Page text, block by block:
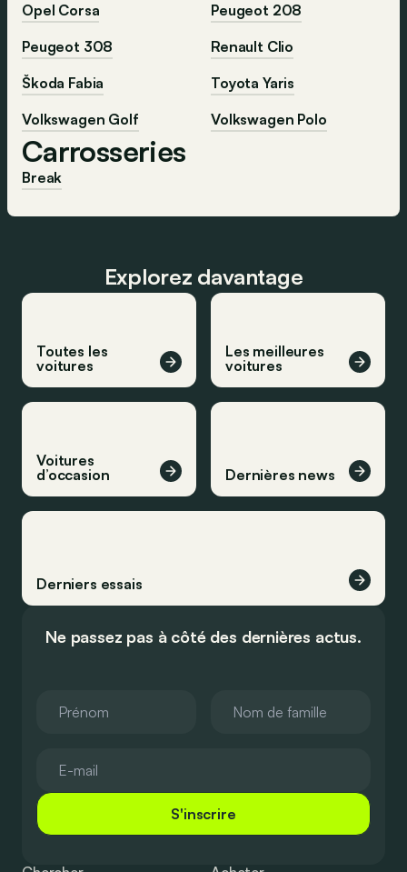
Opel Corsa
Peugeot 208
Peugeot 308
Renault Clio
Škoda Fabia
Toyota Yaris
Volkswagen Golf
Volkswagen Polo
Carrosseries
Break
Explorez davantage
Toutes les
voitures
Les meilleures
voitures
Voitures
d’occasion
Dernières news
Derniers essais
Ne passez pas à côté des dernières actus.
S'inscrire